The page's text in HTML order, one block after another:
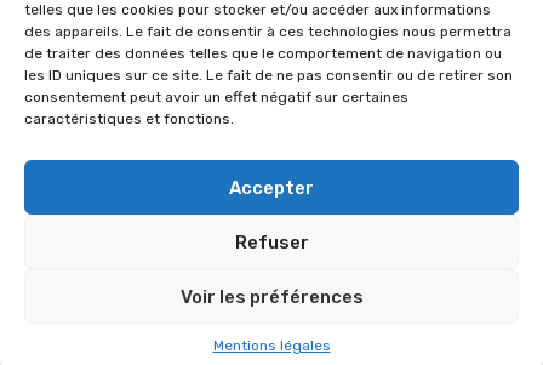
telles que les cookies pour stocker et/ou accéder aux informations
des appareils. Le fait de consentir à ces technologies nous permettra
de traiter des données telles que le comportement de navigation ou
les ID uniques sur ce site. Le fait de ne pas consentir ou de retirer son
consentement peut avoir un effet négatif sur certaines
caractéristiques et fonctions.
Accepter
Refuser
Voir les préférences
Mentions légales